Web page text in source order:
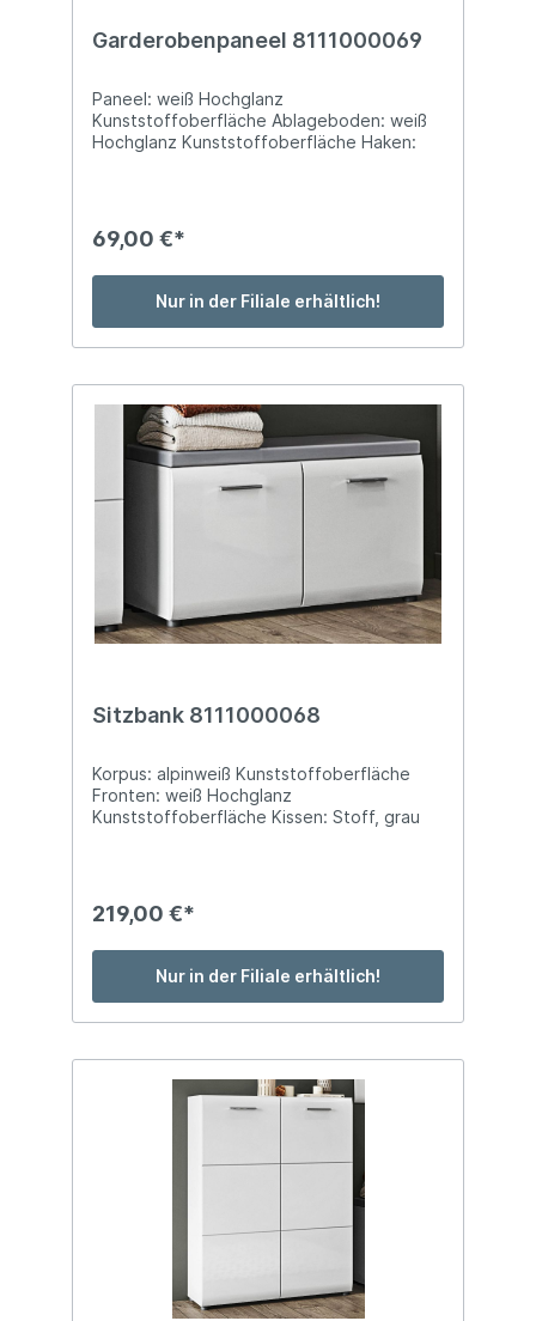
Garderobenpaneel 8111000069
Paneel: weiß Hochglanz
Kunststoffoberfläche Ablageboden: weiß
Hochglanz Kunststoffoberfläche Haken:
69,00 €*
Nur in der Filiale erhältlich!
Sitzbank 8111000068
Korpus: alpinweiß Kunststoffoberfläche
Fronten: weiß Hochglanz
Kunststoffoberfläche Kissen: Stoff, grau
219,00 €*
Nur in der Filiale erhältlich!